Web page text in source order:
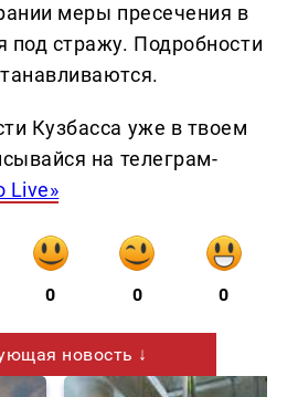
меры пресечения в
под стражу. Подробности
Кузбасса уже в твоем
на телеграм-
Live»
0 0 0
новость ↓